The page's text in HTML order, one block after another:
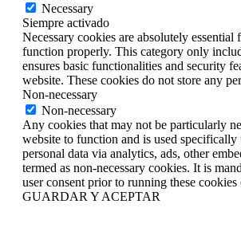
Necessary
Siempre activado
Necessary cookies are absolutely essential
function properly. This category only
ensures basic functionalities and security
website. These cookies do not store any
Non-necessary
Non-necessary
Any cookies that may not be particularly
website to function and is used specifically
personal data via analytics, ads, other
termed as non-necessary cookies. It is
user consent prior to running these
GUARDAR Y ACEPTAR